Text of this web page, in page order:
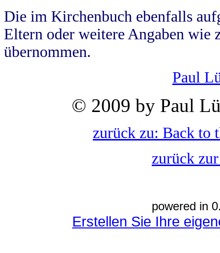
Die im Kirchenbuch ebenfalls
Eltern oder weitere Angaben wie
übernommen.
Paul
© 2009 by Paul
zurück zu: Back to
zurück
powered in
Erstellen Sie Ihre